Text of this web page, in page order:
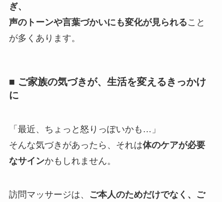
ぎ、
声のトーンや言葉づかいにも変化が見られること
が多くあります。
■ ご家族の気づきが、生活を変えるきっかけ
に
「最近、ちょっと怒りっぽいかも…」
そんな気づきがあったら、それは体のケアが必要
なサインかもしれません。
訪問マッサージは、
ご本人のためだけでなく、ご